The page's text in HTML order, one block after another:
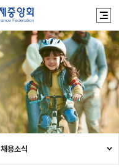
채용소식